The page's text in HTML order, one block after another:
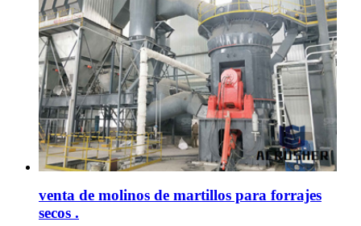
venta de molinos de martillos para forrajes
secos .